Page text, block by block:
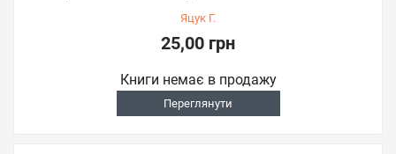
Яцук Г.
25,00 грн
Книги немає в продажу
Переглянути